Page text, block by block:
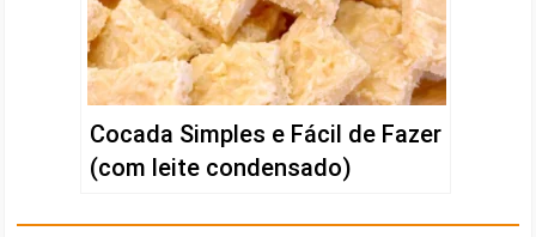
Cocada Simples e Fácil de Fazer
(com leite condensado)